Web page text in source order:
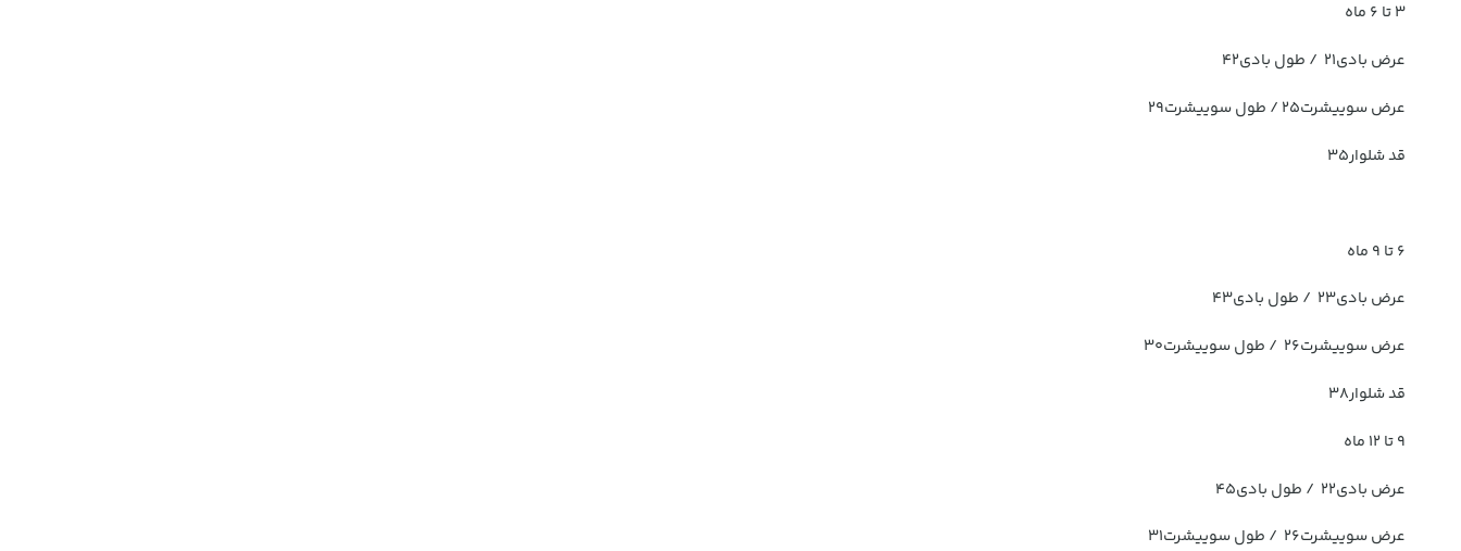
۳ تا ۶ ماه
عرض بادی۲۱ / طول بادی۴۲
عرض سوییشرت۲۵ / طول سوییشرت۲۹
قد شلوار۳۵
۶ تا ۹ ماه
عرض بادی۲۳ / طول بادی۴۳
عرض سوییشرت۲۶ / طول سوییشرت۳۰
قد شلوار۳۸
۹ تا ۱۲ ماه
عرض بادی۲۲ / طول بادی۴۵
عرض سوییشرت۲۶ / طول سوییشرت۳۱